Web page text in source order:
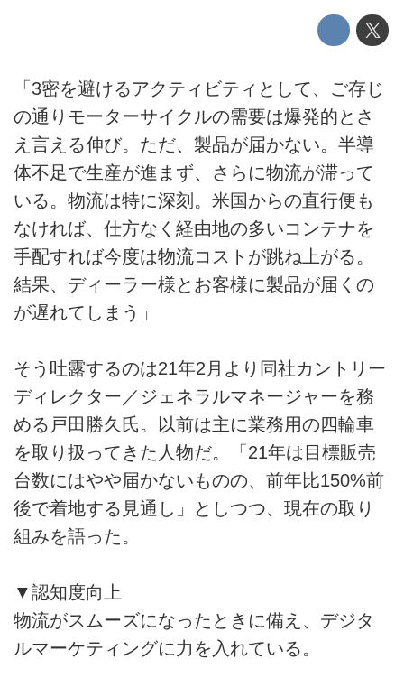
「3密を避けるアクティビティとして、ご存じ
の通りモーターサイクルの需要は爆発的とさ
え言える伸び。ただ、製品が届かない。半導
体不足で生産が進まず、さらに物流が滞って
いる。物流は特に深刻。米国からの直行便も
なければ、仕方なく経由地の多いコンテナを
手配すれば今度は物流コストが跳ね上がる。
結果、ディーラー様とお客様に製品が届くの
が遅れてしまう」
そう吐露するのは21年2月より同社カントリー
ディレクター／ジェネラルマネージャーを務
める戸田勝久氏。以前は主に業務用の四輪車
を取り扱ってきた人物だ。「21年は目標販売
台数にはやや届かないものの、前年比150%前
後で着地する見通し」としつつ、現在の取り
組みを語った。
▼認知度向上
物流がスムーズになったときに備え、デジタ
ルマーケティングに力を入れている。